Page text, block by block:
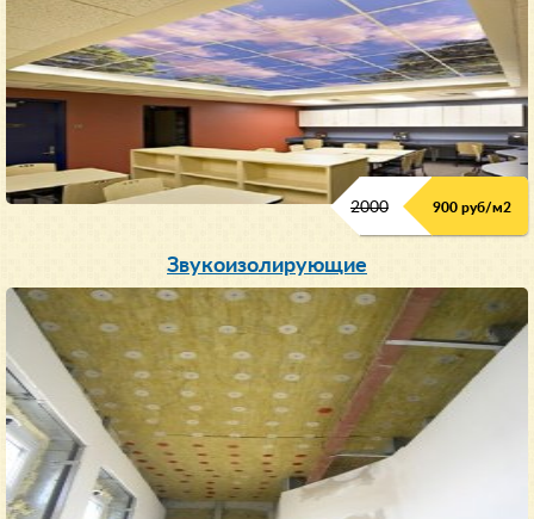
2000 900 руб/м2
Звукоизолирующие